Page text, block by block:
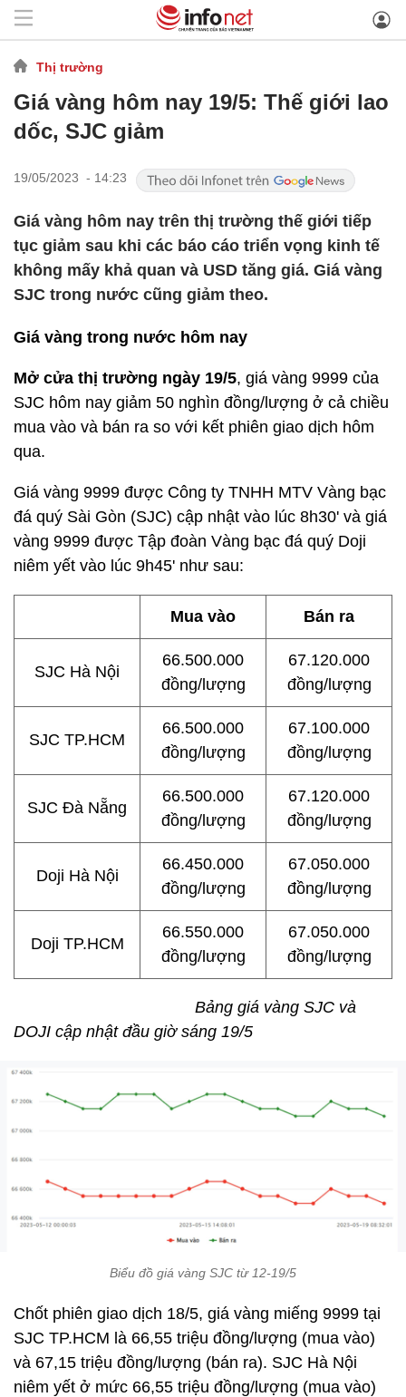
Thị trường
Giá vàng hôm nay 19/5: Thế giới lao
dốc, SJC giảm
19/05/2023 - 14:23
Giá vàng hôm nay trên thị trường thế giới tiếp
tục giảm sau khi các báo cáo triển vọng kinh tế
không mấy khả quan và USD tăng giá. Giá vàng
SJC trong nước cũng giảm theo.
Giá vàng trong nước hôm nay
Mở cửa thị trường ngày 19/5, giá vàng 9999 của
SJC hôm nay giảm 50 nghìn đồng/lượng ở cả chiều
mua vào và bán ra so với kết phiên giao dịch hôm
qua.
Giá vàng 9999 được Công ty TNHH MTV Vàng bạc
đá quý Sài Gòn (SJC) cập nhật vào lúc 8h30' và giá
vàng 9999 được Tập đoàn Vàng bạc đá quý Doji
niêm yết vào lúc 9h45' như sau:
Mua vào Bán ra
SJC Hà Nội
66.500.000
đồng/lượng
67.120.000
đồng/lượng
SJC TP.HCM
66.500.000
đồng/lượng
67.100.000
đồng/lượng
SJC Đà Nẵng
66.500.000
đồng/lượng
67.120.000
đồng/lượng
Doji Hà Nội
66.450.000
đồng/lượng
67.050.000
đồng/lượng
Doji TP.HCM
66.550.000
đồng/lượng
67.050.000
đồng/lượng
Bảng giá vàng SJC và
DOJI cập nhật đầu giờ sáng 19/5
Biểu đồ giá vàng SJC từ 12-19/5
Chốt phiên giao dịch 18/5, giá vàng miếng 9999 tại
SJC TP.HCM là 66,55 triệu đồng/lượng (mua vào)
và 67,15 triệu đồng/lượng (bán ra). SJC Hà Nội
niêm yết ở mức 66,55 triệu đồng/lượng (mua vào)